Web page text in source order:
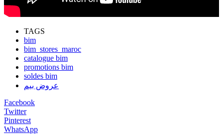
TAGS
bim
bim_stores_maroc
catalogue bim
promotions bim
soldes bim
عروض بيم
Facebook
Twitter
Pinterest
WhatsApp